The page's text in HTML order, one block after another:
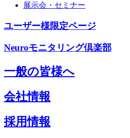
展示会・セミナー
ユーザー様限定ページ
Neuroモニタリング倶楽部
一般の皆様へ
会社情報
採用情報